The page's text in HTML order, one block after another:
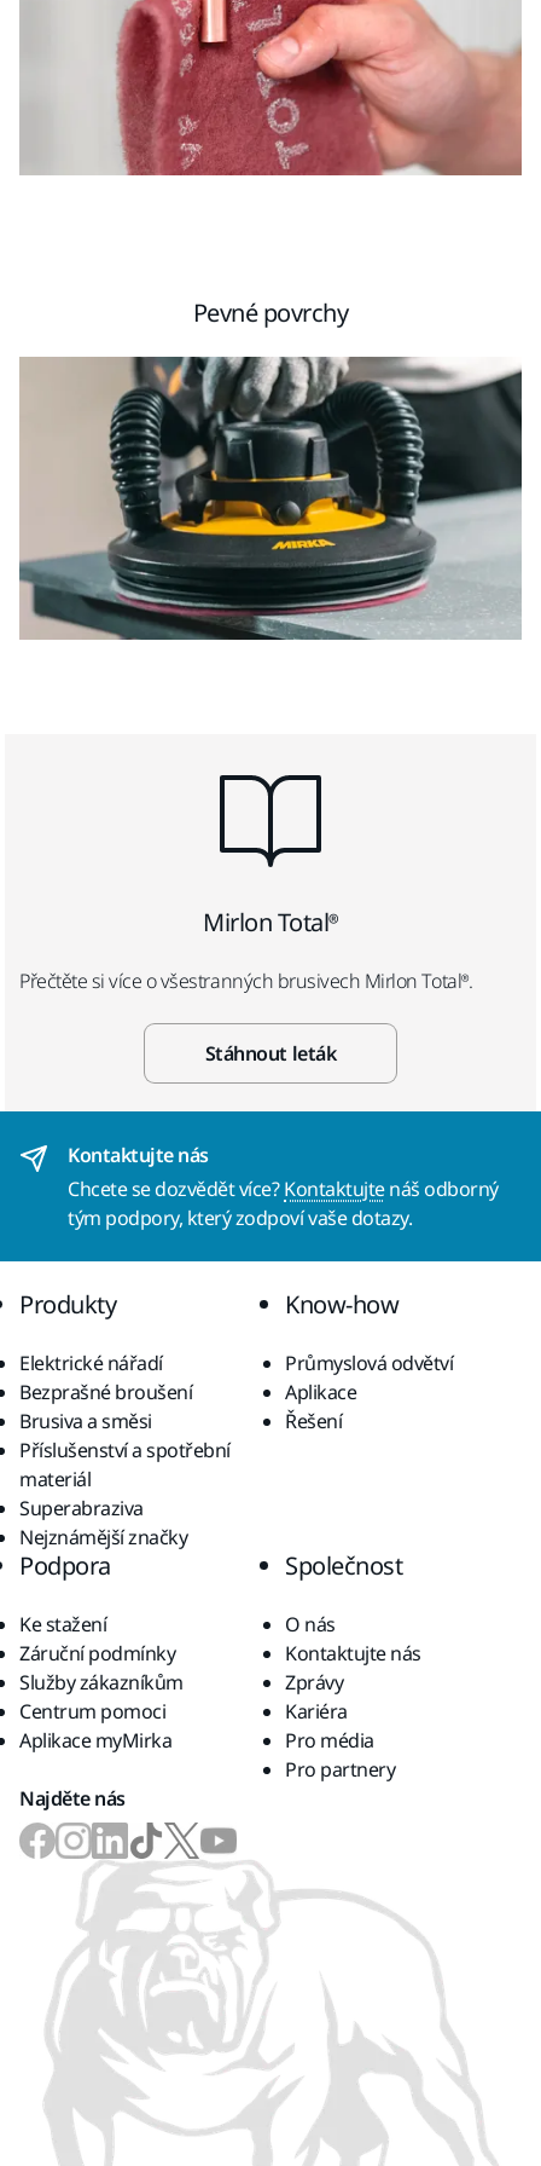
Pevné povrchy
Mirlon Total®
Přečtěte si více o všestranných brusivech Mirlon Total®.
Stáhnout leták
Kontaktujte nás
Chcete se dozvědět více?Kontaktujtenáš odborný
tým podpory, který zodpoví vaše dotazy.
Produkty
Elektrické nářadí
Bezprašné broušení
Brusiva a směsi
Příslušenství a spotřební
materiál
Superabraziva
Nejznámější značky
Know-how
Průmyslová odvětví
Aplikace
Řešení
Podpora
Ke stažení
Záruční podmínky
Služby zákazníkům
Centrum pomoci
Aplikace myMirka
Společnost
O nás
Kontaktujte nás
Zprávy
Kariéra
Pro média
Pro partnery
Najděte nás